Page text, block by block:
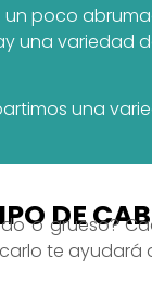
un poco
una
una
DE
o grueso?
te